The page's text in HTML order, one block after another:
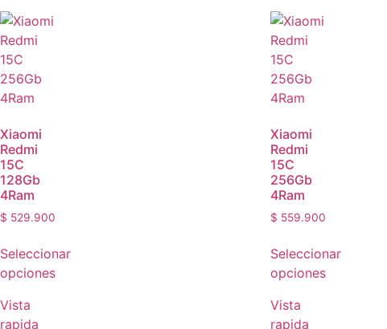
Xiaomi
Redmi
15C
128Gb
4Ram
$ 529.900
Seleccionar
opciones
Vista
rapida
Xiaomi
Redmi
15C
256Gb
4Ram
$ 559.900
Seleccionar
opciones
Vista
rapida